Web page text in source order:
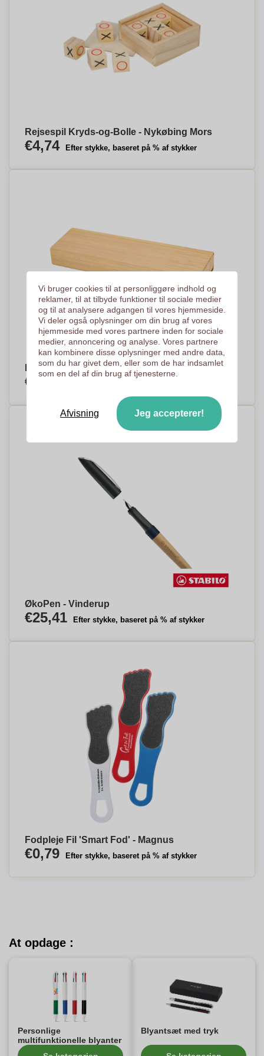
Rejsespil Kryds-og-Bolle - Nykøbing Mors
€4,74 Efter stykke, baseret på % af stykker
Bambus skriveværktøj sæt - Charlotte
€1,29
ØkoPen - Vinderup
€25,41 Efter stykke, baseret på % af stykker
Fodpleje Fil 'Smart Fod' - Magnus
€0,79 Efter stykke, baseret på % af stykker
At opdage :
Personlige
multifunktionelle blyanter
Blyantsæt med tryk
Vi bruger cookies til at personliggøre indhold og
reklamer, til at tilbyde funktioner til sociale medier
og til at analysere adgangen til vores hjemmeside.
Vi deler også oplysninger om din brug af vores
hjemmeside med vores partnere inden for sociale
medier, annoncering og analyse. Vores partnere
kan kombinere disse oplysninger med andre data,
som du har givet dem, eller som de har indsamlet
som en del af din brug af tjenesterne.
Afvisning Jeg accepterer!